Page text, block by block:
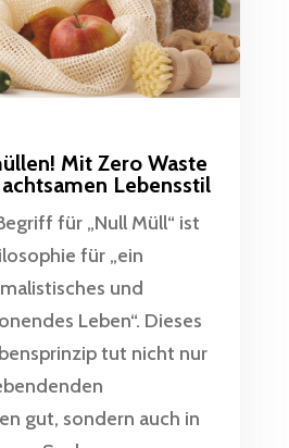
Mit Zero Waste
Lebensstil
für „Null Müll“ ist
für „ein
und
Leben“. Dieses
tut nicht nur
gut, sondern auch in